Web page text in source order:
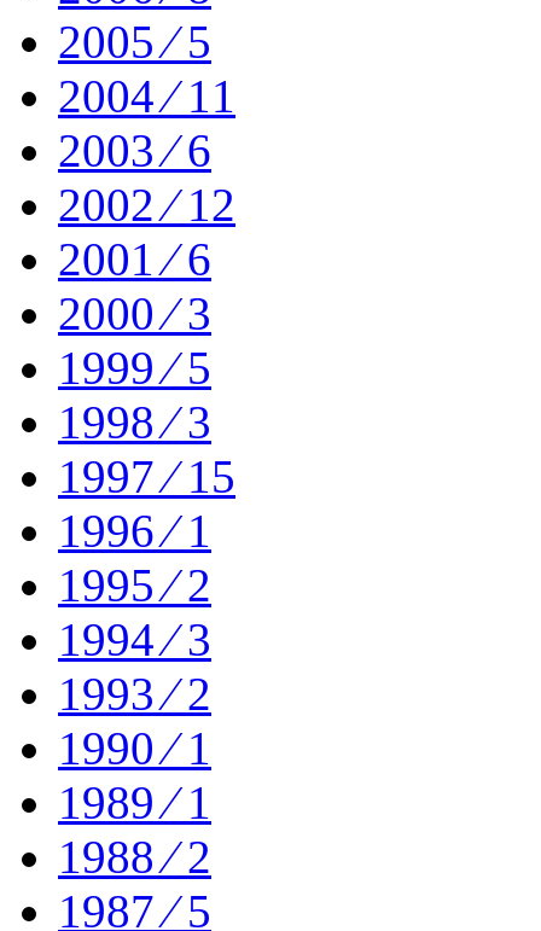
2005 ⁄ 5
2004 ⁄ 11
2003 ⁄ 6
2002 ⁄ 12
2001 ⁄ 6
2000 ⁄ 3
1999 ⁄ 5
1998 ⁄ 3
1997 ⁄ 15
1996 ⁄ 1
1995 ⁄ 2
1994 ⁄ 3
1993 ⁄ 2
1990 ⁄ 1
1989 ⁄ 1
1988 ⁄ 2
1987 ⁄ 5